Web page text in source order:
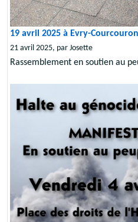
19 avril 2025 à Evry-
21 avril 2025, par Josette
Rassemblement en soutien au